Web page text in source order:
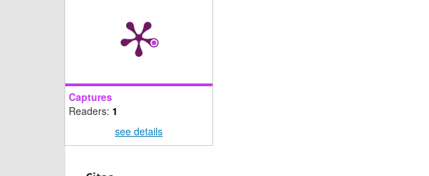
Captures
Readers: 1
see details